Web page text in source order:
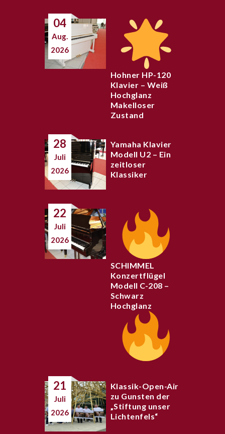
04
Aug.
2026
Hohner HP-120
Klavier – Weiß
Hochglanz
Makelloser
Zustand
28
Juli
2026
Yamaha Klavier
Modell U2 – Ein
zeitloser
Klassiker
22
Juli
2026
SCHIMMEL
Konzertflügel
Modell C-208 –
Schwarz
Hochglanz
21
Juli
2026
Klassik-Open-Air
zu Gunsten der
„Stiftung unser
Lichtenfels“